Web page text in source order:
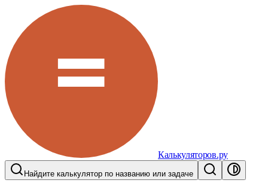
Калькуляторов.ру
Найдите калькулятор по названию или задаче